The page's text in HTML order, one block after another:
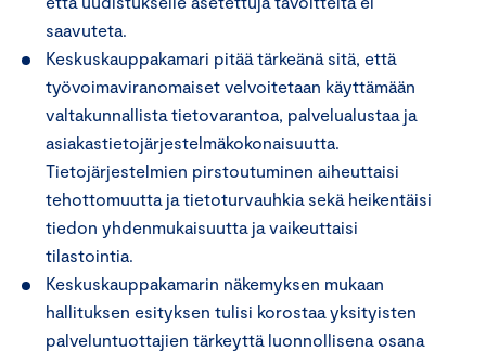
saavuteta.
Keskuskauppakamari pitää tärkeänä sitä, että
työvoimaviranomaiset velvoitetaan käyttämään
valtakunnallista tietovarantoa, palvelualustaa ja
asiakastietojärjestelmäkokonaisuutta.
Tietojärjestelmien pirstoutuminen aiheuttaisi
tehottomuutta ja tietoturvauhkia sekä heikentäisi
tiedon yhdenmukaisuutta ja vaikeuttaisi
tilastointia.
Keskuskauppakamarin näkemyksen mukaan
hallituksen esityksen tulisi korostaa yksityisten
palveluntuottajien tärkeyttä luonnollisena osana